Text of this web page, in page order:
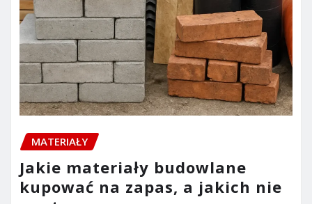
MATERIAŁY
Jakie materiały budowlane
kupować na zapas, a jakich nie